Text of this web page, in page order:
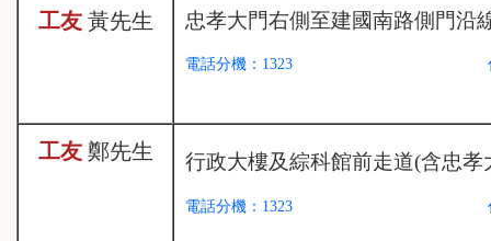
工友 黃先生 忠孝大門右側至建國南路側門沿
電話分機：1323
工友鄭先生 行政大樓及綜科館前走道(含忠孝
電話分機：1323